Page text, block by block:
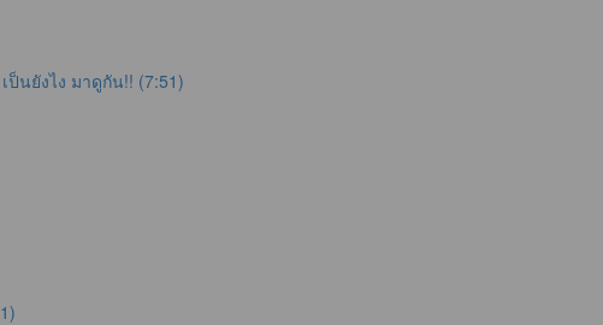
นยังไง มาดูกัน!! (7:51)